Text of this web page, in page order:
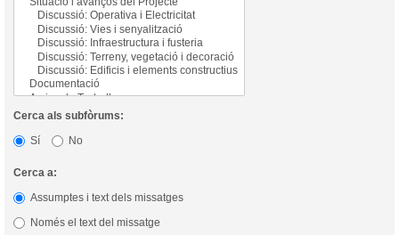
Cerca als subfòrums:
Sí
No
Cerca a:
Assumptes i text dels missatges
Només el text del missatge